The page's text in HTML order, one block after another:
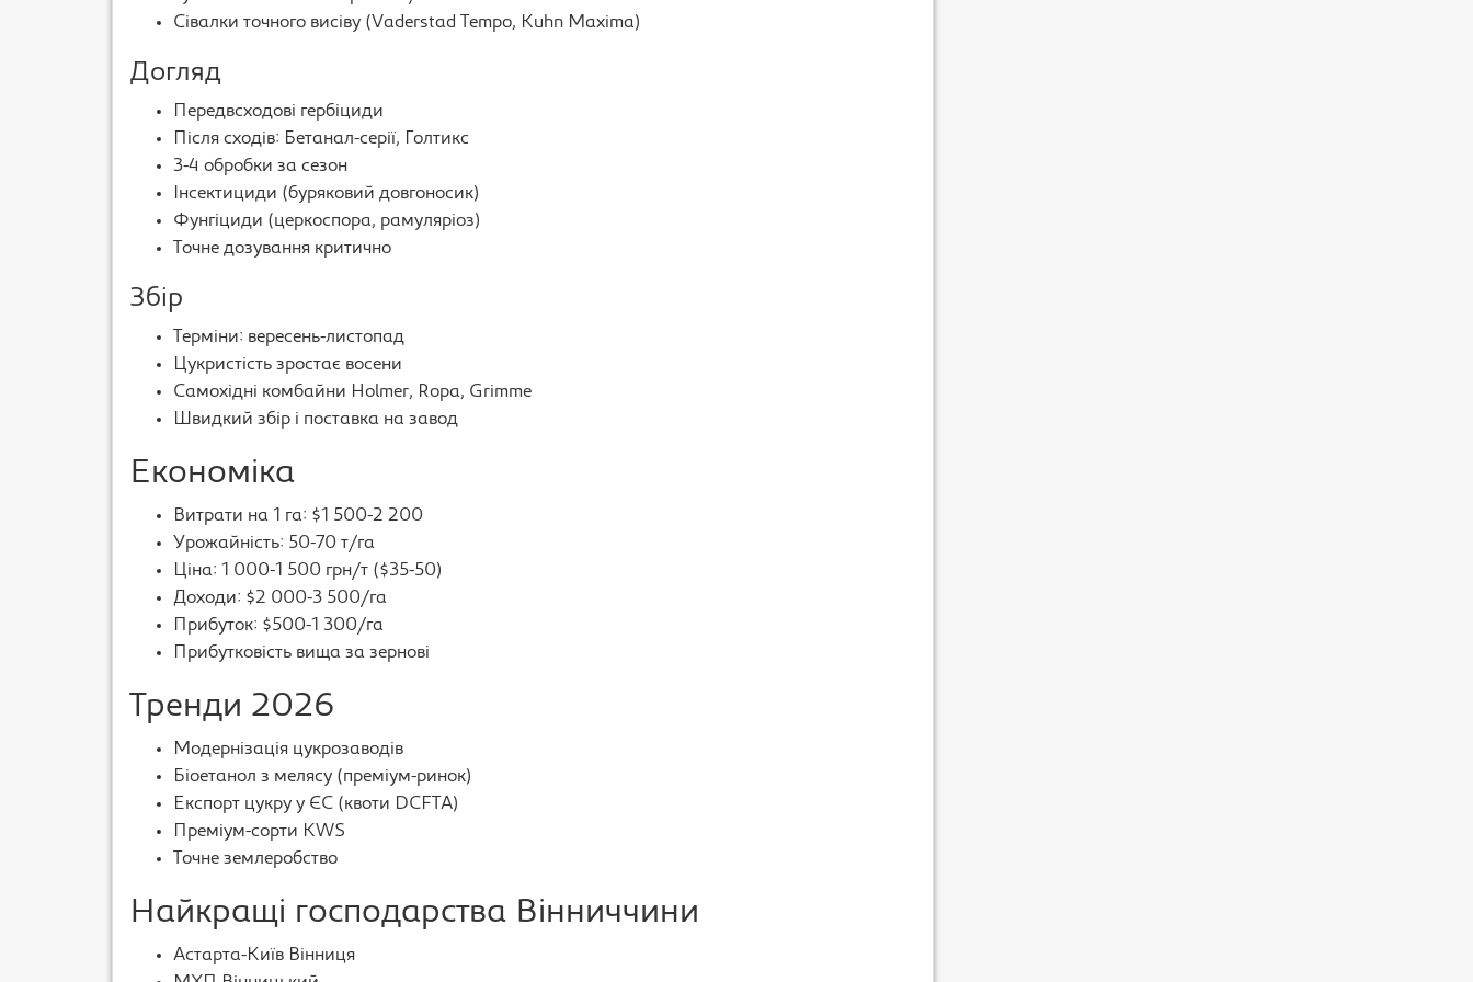
Сівалки точного висіву (Vaderstad Tempo, Kuhn Maxima)
Догляд
Передвсходові гербіциди
Після сходів: Бетанал-серії, Голтикс
3-4 обробки за сезон
Інсектициди (буряковий довгоносик)
Фунгіциди (церкоспора, рамуляріоз)
Точне дозування критично
Збір
Терміни: вересень-листопад
Цукристість зростає восени
Самохідні комбайни Holmer, Ropa, Grimme
Швидкий збір і поставка на завод
Економіка
Витрати на 1 га: $1 500-2 200
Урожайність: 50-70 т/га
Ціна: 1 000-1 500 грн/т ($35-50)
Доходи: $2 000-3 500/га
Прибуток: $500-1 300/га
Прибутковість вища за зернові
Тренди 2026
Модернізація цукрозаводів
Біоетанол з мелясу (преміум-ринок)
Експорт цукру у ЄС (квоти DCFTA)
Преміум-сорти KWS
Точне землеробство
Найкращі господарства Вінниччини
Астарта-Київ Вінниця